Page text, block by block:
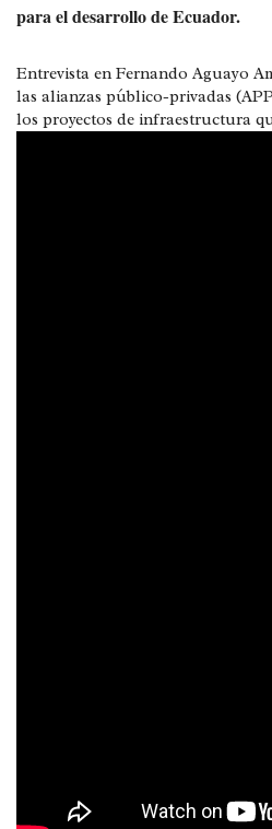
para el desarrollo de Ecuador.
Entrevista en Fernando Aguayo
las alianzas público-privadas
los proyectos de infraestructura